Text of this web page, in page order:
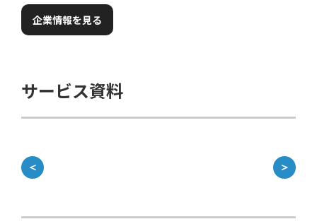
企業情報を見る
サービス資料
＜ ＞